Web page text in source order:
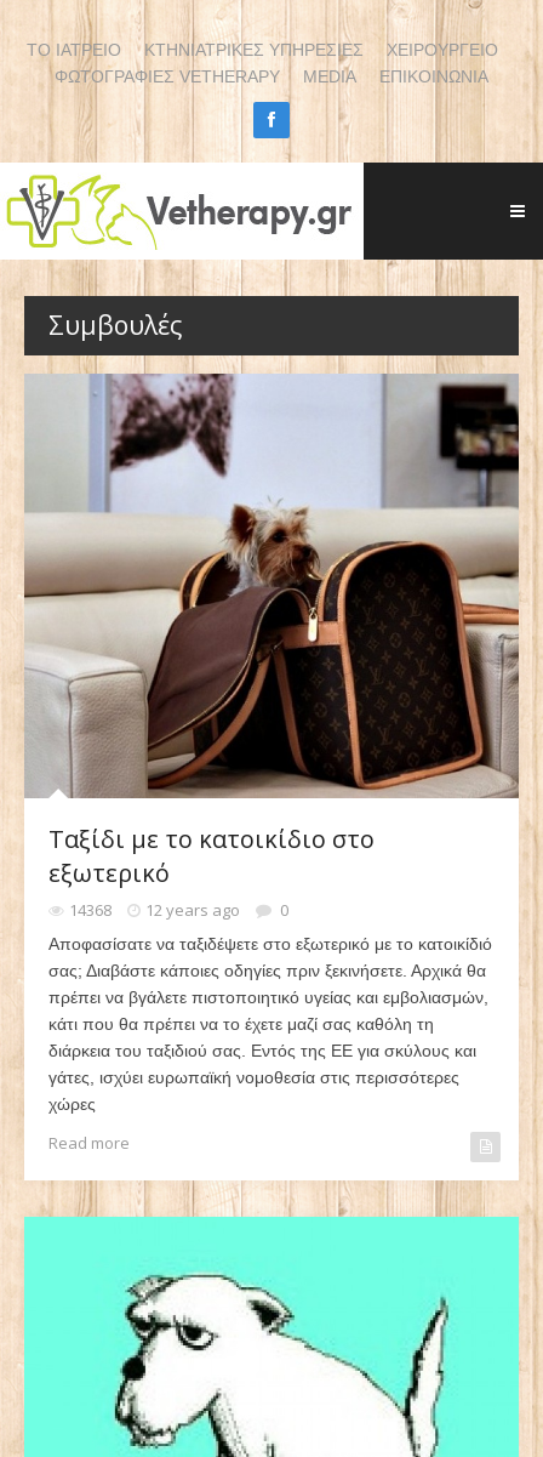
ΤΟ ΙΑΤΡΕΙΟ ΚΤΗΝΙΑΤΡΙΚΕΣ ΥΠΗΡΕΣΙΕΣ
ΧΕΙΡΟΥΡΓΕΙΟ
ΦΩΤΟΓΡΑΦΙΕΣ VETHERAPY
MEDIA ΕΠΙΚΟΙΝΩΝΙΑ
Συμβουλές
Ταξίδι με το κατοικίδιο στο
εξωτερικό
14368 12 years ago 0
Αποφασίσατε να ταξιδέψετε στο εξωτερικό με το κατοικίδιό
σας; Διαβάστε κάποιες οδηγίες πριν ξεκινήσετε. Αρχικά θα
πρέπει να βγάλετε πιστοποιητικό υγείας και εμβολιασμών,
κάτι που θα πρέπει να το έχετε μαζί σας καθόλη τη
διάρκεια του ταξιδιού σας. Εντός της ΕΕ για σκύλους και
γάτες, ισχύει ευρωπαϊκή νομοθεσία στις περισσότερες
χώρες
Read more